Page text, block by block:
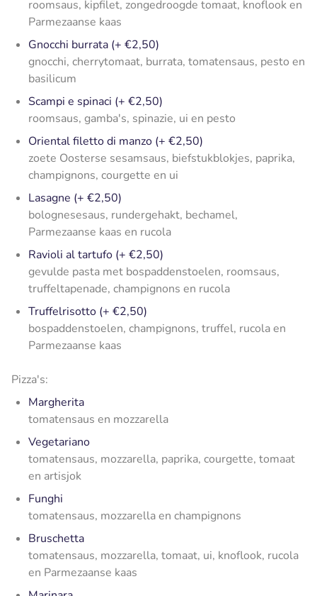
roomsaus, kipfilet, zongedroogde tomaat, knoflook en
Parmezaanse kaas
Gnocchi burrata (+ €2,50)
gnocchi, cherrytomaat, burrata, tomatensaus, pesto en
basilicum
Scampi e spinaci (+ €2,50)
roomsaus, gamba's, spinazie, ui en pesto
Oriental filetto di manzo (+ €2,50)
zoete Oosterse sesamsaus, biefstukblokjes, paprika,
champignons, courgette en ui
Lasagne (+ €2,50)
bolognesesaus, rundergehakt, bechamel,
Parmezaanse kaas en rucola
Ravioli al tartufo (+ €2,50)
gevulde pasta met bospaddenstoelen, roomsaus,
truffeltapenade, champignons en rucola
Truffelrisotto (+ €2,50)
bospaddenstoelen, champignons, truffel, rucola en
Parmezaanse kaas
Pizza's:
Margherita
tomatensaus en mozzarella
Vegetariano
tomatensaus, mozzarella, paprika, courgette, tomaat
en artisjok
Funghi
tomatensaus, mozzarella en champignons
Bruschetta
tomatensaus, mozzarella, tomaat, ui, knoflook, rucola
en Parmezaanse kaas